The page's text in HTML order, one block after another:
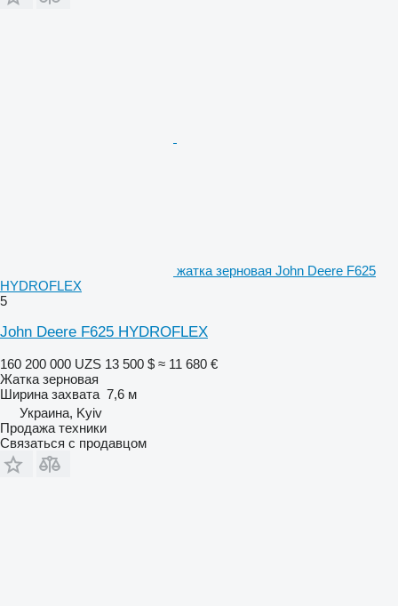
жатка зерновая John Deere F625
HYDROFLEX
5
John Deere F625 HYDROFLEX
160 200 000 UZS 13 500 $ ≈ 11 680 €
Жатка зерновая
Ширина захвата 7,6 м
Украина, Kyiv
Продажа техники
Связаться с продавцом